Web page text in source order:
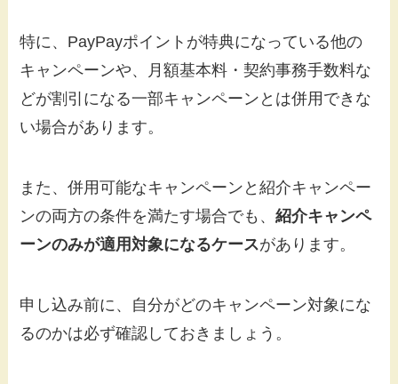
特に、PayPayポイントが特典になっている他の
キャンペーンや、月額基本料・契約事務手数料な
どが割引になる一部キャンペーンとは併用できな
い場合があります。
また、併用可能なキャンペーンと紹介キャンペー
ンの両方の条件を満たす場合でも、紹介キャンペ
ーンのみが適用対象になるケースがあります。
申し込み前に、自分がどのキャンペーン対象にな
るのかは必ず確認しておきましょう。